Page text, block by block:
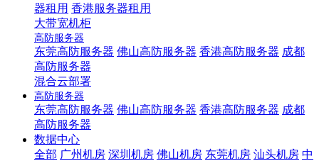
器租用 香港服务器租用
大带宽机柜
高防服务器
东莞高防服务器 佛山高防服务器 香港高防服务器 成都
高防服务器
混合云部署
高防服务器
东莞高防服务器 佛山高防服务器 香港高防服务器 成都
高防服务器
数据中心
全部 广州机房 深圳机房 佛山机房 东莞机房 汕头机房 中